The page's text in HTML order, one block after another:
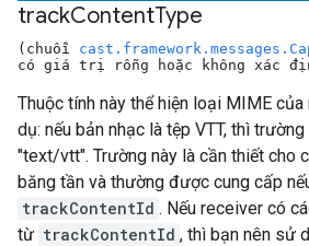
trackContentType
(chuỗi
có giá trị rỗng hoặc không xác
Thuộc tính này thể hiện loại MIME
dụ: nếu bản nhạc là tệp VTT, thì
"text/vtt". Trường này là cần thiết cho
băng tần và thường được cung cấp
trackContentId . Nếu receiver có
từ trackContentId , thì bạn nên sử